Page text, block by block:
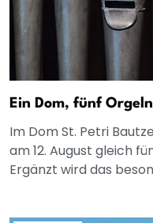
Ein Dom, fünf
Im Dom St. Petri
am 12. August gleich
Ergänzt wird das